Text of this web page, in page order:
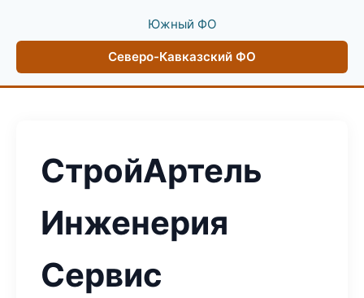
Южный ФО
Северо-Кавказский ФО
СтройАртель
Инженерия
Сервис